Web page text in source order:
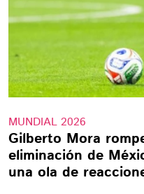
MUNDIAL 2026
Gilberto Mora
eliminación de
una ola de